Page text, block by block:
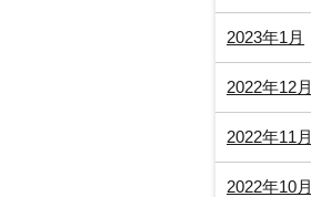
2023年1月
2022年12月
2022年11月
2022年10月